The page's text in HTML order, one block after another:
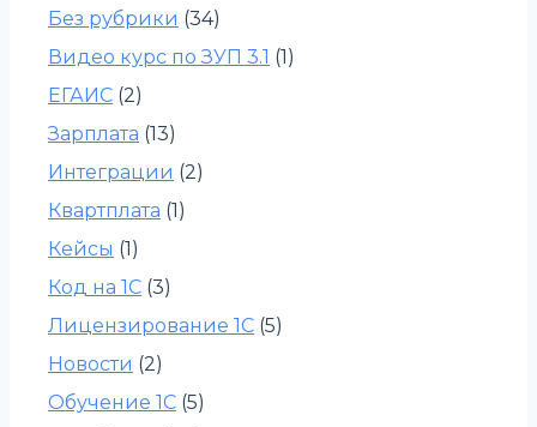
Без рубрики (34)
Видео курс по ЗУП 3.1 (1)
ЕГАИС (2)
Зарплата (13)
Интеграции (2)
Квартплата (1)
Кейсы (1)
Код на 1С (3)
Лицензирование 1С (5)
Новости (2)
Обучение 1С (5)